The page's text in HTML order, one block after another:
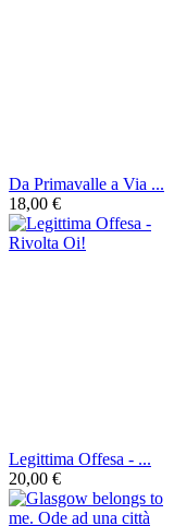
Da Primavalle a Via ...
18,00 €
Legittima Offesa - ...
20,00 €